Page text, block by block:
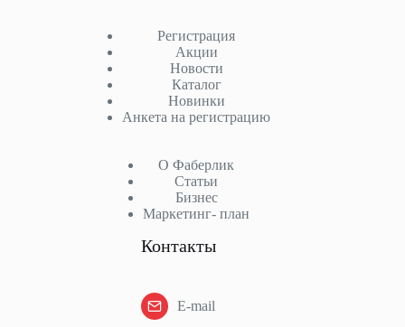
Регистрация
Акции
Новости
Каталог
Новинки
Анкета на регистрацию
О Фаберлик
Статьи
Бизнес
Маркетинг- план
Контакты
E-mail